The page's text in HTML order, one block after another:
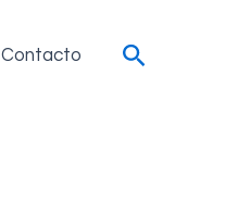
Contacto Search